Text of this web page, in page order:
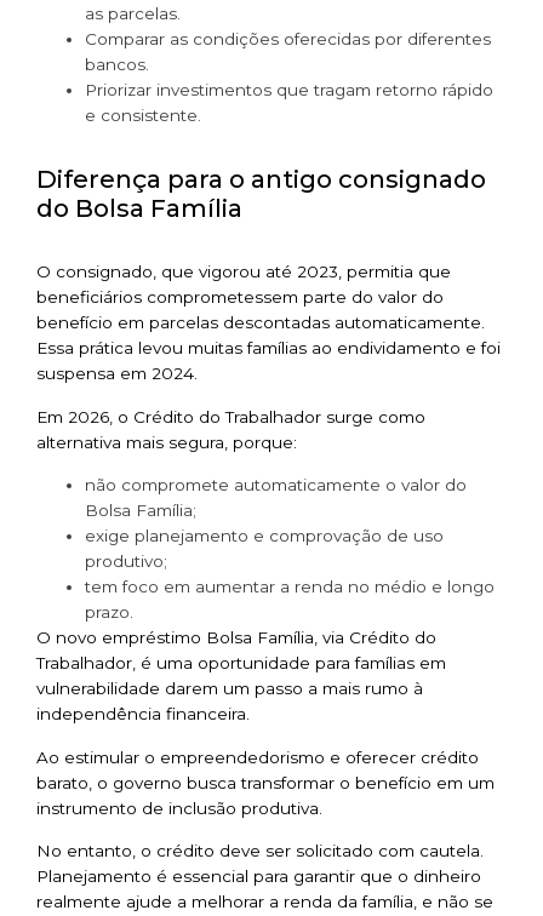
as parcelas.
Comparar as condições oferecidas por diferentes
bancos.
Priorizar investimentos que tragam retorno rápido
e consistente.
Diferença para o antigo consignado
do Bolsa Família
O consignado, que vigorou até 2023, permitia que
beneficiários comprometessem parte do valor do
benefício em parcelas descontadas automaticamente.
Essa prática levou muitas famílias ao endividamento e foi
suspensa em 2024.
Em 2026, o Crédito do Trabalhador surge como
alternativa mais segura, porque:
não compromete automaticamente o valor do
Bolsa Família;
exige planejamento e comprovação de uso
produtivo;
tem foco em aumentar a renda no médio e longo
prazo.
O novo empréstimo Bolsa Família, via Crédito do
Trabalhador, é uma oportunidade para famílias em
vulnerabilidade darem um passo a mais rumo à
independência financeira.
Ao estimular o empreendedorismo e oferecer crédito
barato, o governo busca transformar o benefício em um
instrumento de inclusão produtiva.
No entanto, o crédito deve ser solicitado com cautela.
Planejamento é essencial para garantir que o dinheiro
realmente ajude a melhorar a renda da família, e não se